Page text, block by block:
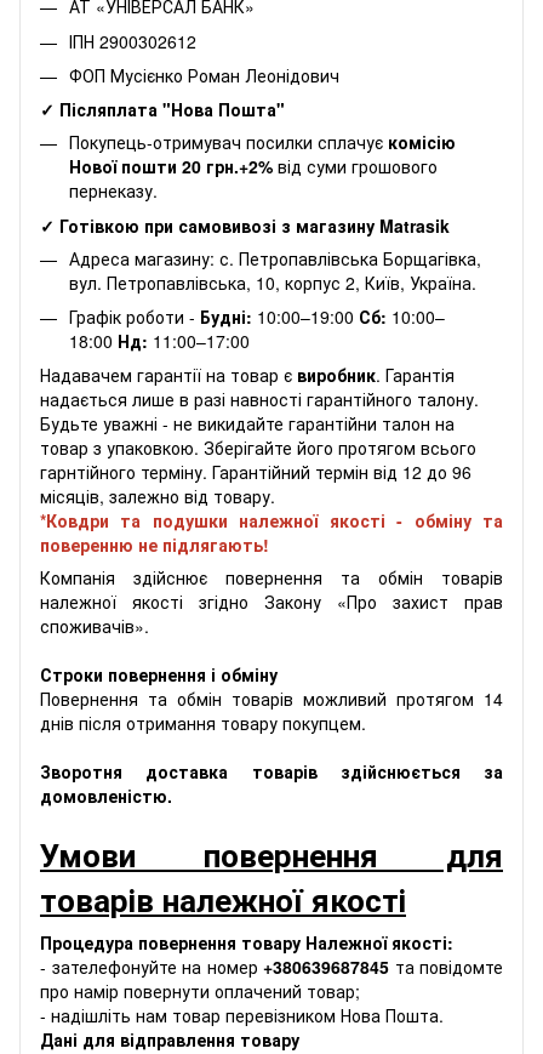
АТ «УНІВЕРСАЛ БАНК»
ІПН 2900302612
ФОП Мусієнко Роман Леонідович
✓ Післяплата "Нова Пошта"
Покупець-отримувач посилки сплачує комісію
Нової пошти 20 грн.+2% від суми грошового
пернеказу.
✓ Готівкою при самовивозі з магазину Matrasik
Адреса магазину: с. Петропавлівська Борщагівка,
вул. Петропавлівська, 10, корпус 2, Київ, Україна.
Графік роботи - Будні: 10:00–19:00 Сб: 10:00–
18:00 Нд: 11:00–17:00
Надавачем гарантії на товар є виробник. Гарантія
надається лише в разі навності гарантійного талону.
Будьте уважні - не викидайте гарантійни талон на
товар з упаковкою. Зберігайте його протягом всього
гарнтійного терміну. Гарантійний термін від 12 до 96
місяців, залежно від товару.
*Ковдри та подушки належної якості - обміну та
поверенню не підлягають!
Компанія здійснює повернення та обмін товарів
належної якості згідно Закону «Про захист прав
споживачів».
Строки повернення і обміну
Повернення та обмін товарів можливий протягом 14
днів після отримання товару покупцем.
Зворотня доставка товарів здійснюється за
домовленістю.
Умови повернення для
товарів належної якості
Процедура повернення товару Належної якості:
- зателефонуйте на номер +380639687845 та повідомте
про намір повернути оплачений товар;
- надішліть нам товар перевізником Нова Пошта.
Дані для відправлення товару